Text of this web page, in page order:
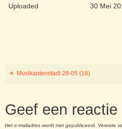
Uploaded
30 Mei
Musikantenstadl 28-05 (18)
Geef een reactie
Het e-mailadres wordt niet gepubliceerd. Vereiste